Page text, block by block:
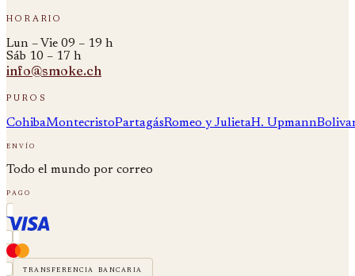
horario
Lun – Vie 09 – 19 h
Sáb 10 – 17 h
info@smoke.ch
puros
CohibaMontecristoPartagásRomeo y JulietaH. Upmann
envío
Todo el mundo por correo
pago
transferencia bancaria